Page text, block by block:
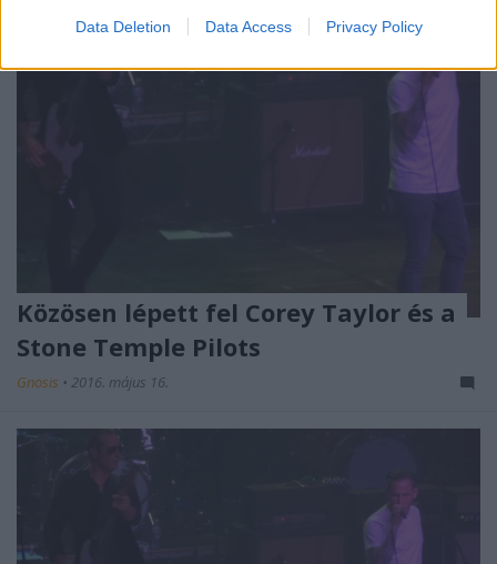
Data Deletion Data Access Privacy Policy
Közösen lépett fel Corey Taylor és a
Stone Temple Pilots
Gnosis • 2016. május 16.